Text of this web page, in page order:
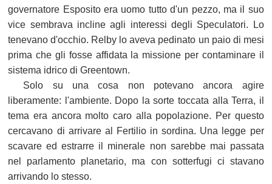
governatore Esposito era uomo tutto d'un pezzo, ma il suo
vice sembrava incline agli interessi degli Speculatori. Lo
tenevano d'occhio. Relby lo aveva pedinato un paio di mesi
prima che gli fosse affidata la missione per contaminare il
sistema idrico di Greentown.
Solo su una cosa non potevano ancora agire
liberamente: l'ambiente. Dopo la sorte toccata alla Terra, il
tema era ancora molto caro alla popolazione. Per questo
cercavano di arrivare al Fertilio in sordina. Una legge per
scavare ed estrarre il minerale non sarebbe mai passata
nel parlamento planetario, ma con sotterfugi ci stavano
arrivando lo stesso.